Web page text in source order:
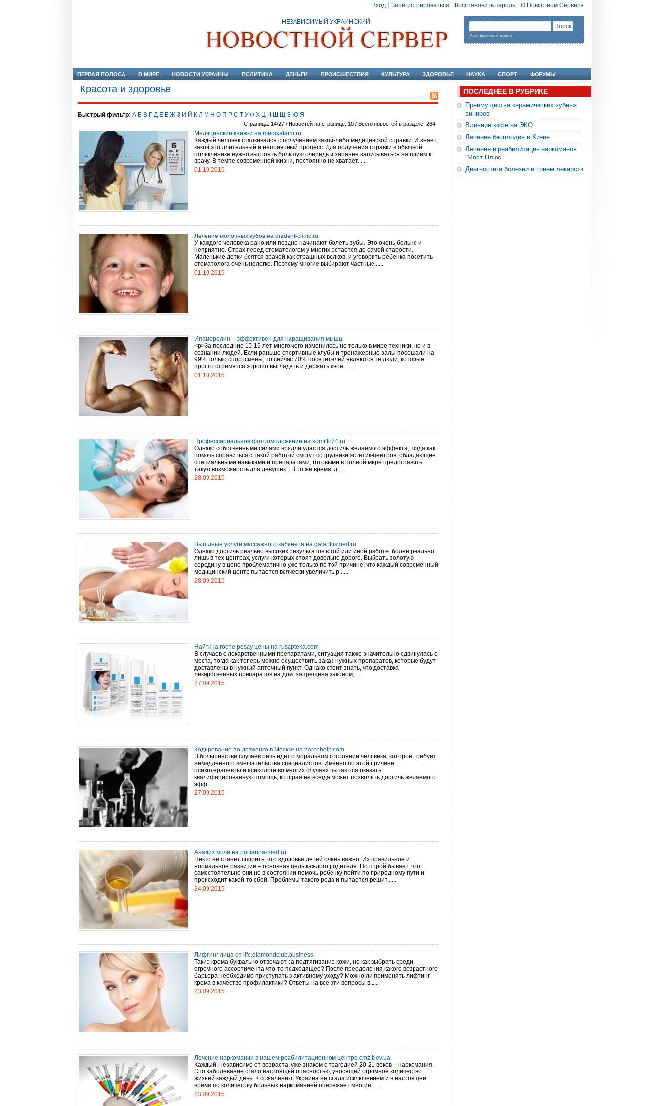
Вход Зарегистрироваться Восстановить пароль О Новостном Сервере
Расширенный поиск
ПЕРВАЯ ПОЛОСА В МИРЕ НОВОСТИ УКРАИНЫ ПОЛИТИКА ДЕНЬГИ ПРОИСШЕСТВИЯ КУЛЬТУРА ЗДОРОВЬЕ НАУКА СПОРТ ФОРУМЫ
ПОСЛЕДНЕЕ В РУБРИКЕ
Преимущества керамических зубных
виниров
Влияние кофе на ЭКО
Лечение бесплодия в Киеве
Лечение и реабилитация наркоманов
“Мост Плюс”
Диагностика болезни и прием лекарств
Красота и здоровье
Быстрый фильтр: А Б В Г Д Е Ё Ж З И Й К Л М Н О П Р С Т У Ф Х Ц Ч Ш Щ Э Ю Я
Страница: 14/27 / Новостей на странице: 10 / Всего новостей в разделе: 264
Медицинские книжки на medikafarm.ru
Каждый человек сталкивался с получением какой-либо медицинской справки. И знает,
какой это длительный и неприятный процесс. Для получения справки в обычной
поликлинике нужно выстоять большую очередь и заранее записываться на прием к
врачу. В темпе современной жизни, постоянно не хватает......
01.10.2015
Лечение молочных зубов на diadent-clinic.ru
У каждого человека рано или поздно начинают болеть зубы. Это очень больно и
неприятно. Страх перед стоматологом у многих остается до самой старости.
Маленькие детки боятся врачей как страшных волков, и уговорить ребенка посетить
стоматолога очень нелегко. Поэтому многие выбирают частные......
01.10.2015
Ипаморелин – эффективен для наращивания мышц
<p>За последние 10-15 лет много чего изменилось не только в мире техники, но и в
сознании людей. Если раньше спортивные клубы и тренажерные залы посещали на
99% только спортсмены, то сейчас 70% посетителей являются те люди, которые
просто стремятся хорошо выглядеть и держать свое ......
01.10.2015
Профессиональное фотоомоложение на komilfo74.ru
Однако собственными силами врядли удастся достичь желаемого эффекта, тогда как
помочь справиться с такой работой смогут сотрудники эстетик-центров, обладающие
специальными навыками и препаратами, готовыми в полной мере предоставить
такую возможность для девушек. В то же время, д......
28.09.2015
Выгодные услуги массажного кабинета на galantusmed.ru
Однако достичь реально высоких результатов в той или иной работе более реально
лишь в тех центрах, услуги которых стоят довольно дорого. Выбрать золотую
середину в цене проблематично уже только по той причине, что каждый современный
медицинский центр пытается всячески увеличить р......
28.09.2015
Найти la roche posay цены на rusapteka.com
В случаев с лекарственными препаратами, ситуация также значительно сдвинулась с
места, тогда как теперь можно осуществить заказ нужных препаратов, которые будут
доставлены в нужный аптечный пункт. Однако стоит знать, что доставка
лекарственных препаратов на дом запрещена законом,......
27.09.2015
Кодирование по довженко в Москве на narcohelp.com
В большинстве случаев речь идет о моральном состоянии человека, которое требует
немедленного вмешательства специалистов. Именно по этой причине
психотерапевты и психологи во многих случаях пытаются оказать
квалифицированную помощь, которая не всегда может позволить достичь желаемого
эфф......
27.09.2015
Анализ мочи на pollianna-med.ru
Никто не станет спорить, что здоровье детей очень важно. Их правильное и
нормальное развитие – основная цель каждого родителя. Но порой бывает, что
самостоятельно они не в состоянии помочь ребенку пойти по природному пути и
происходит какой-то сбой. Проблемы такого рода и пытается решит......
24.09.2015
Лифтинг лица от life.diamondclub.business
Такие крема буквально отвечают за подтягивание кожи, но как выбрать среди
огромного ассортимента что-то подходящее? После преодоления какого возрастного
барьера необходимо приступать в активному уходу? Можно ли применять лифтинг-
крема в качестве профилактики? Ответы на все эти вопросы в......
23.09.2015
Лечение наркомании в нашем реабилитационном центре cmz.kiev.ua
Каждый, независимо от возраста, уже знаком с трагедией 20-21 веков – наркомания.
Это заболевание стало настоящей опасностью, уносящей огромное количество
жизней каждый день. К сожалению, Украина не стала исключением и в настоящее
время по количеству больных наркоманией опережает многие ......
23.09.2015